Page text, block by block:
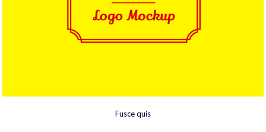
Fusce quis